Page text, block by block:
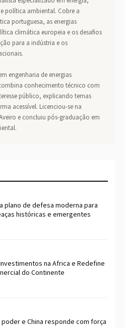
política ambiental. Cobre a
portuguesa, as energias
climática europeia e os desafios
para a indústria e os
engenharia de energias
conhecimento técnico com
público, explicando temas
acessível. Licenciou-se na
e concluiu pós-graduação em
plano de defesa moderna para
históricas e emergentes
na Africa e Redefine
do Continente
e China responde com força